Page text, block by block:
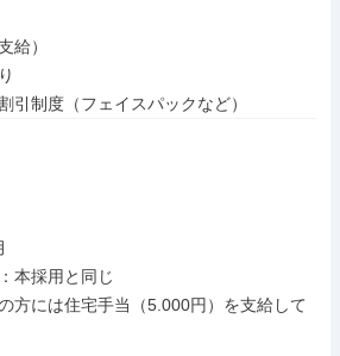
給）
引制度（フェイスパックなど）
本採用と同じ
方には住宅手当（5.000円）を支給して